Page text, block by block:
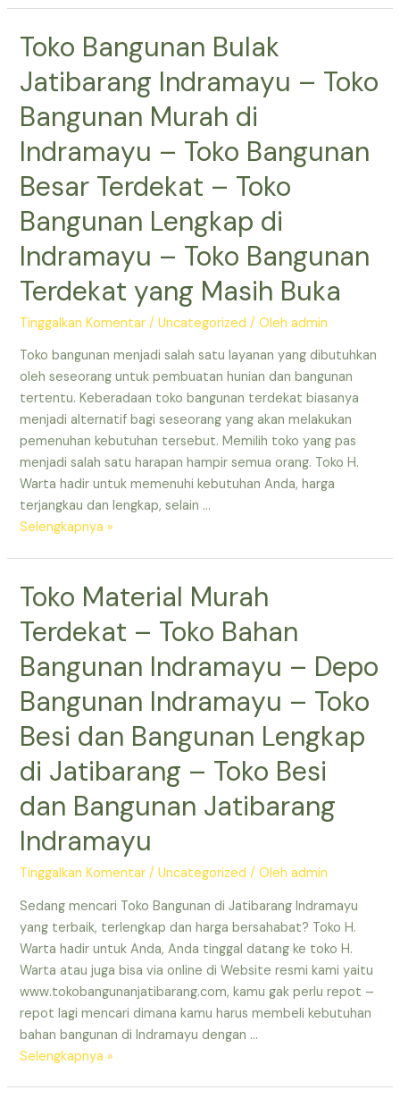
Jatibarang
Indramayu
–
Toko
Bangunan
Murah
Indramayu
–
Depo
Bangunan
Terdekat
–
Toko
di
Indramayu
–
Toko
Besi
dan
Bangunan
Lengkap
di
Jatibarang
Toko Bangunan Bulak
Jatibarang Indramayu – Toko
Bangunan Murah di
Indramayu – Toko Bangunan
Besar Terdekat – Toko
Bangunan Lengkap di
Indramayu – Toko Bangunan
Terdekat yang Masih Buka
Tinggalkan Komentar /Uncategorized / Olehadmin
Toko bangunan menjadi salah satu layanan yang dibutuhkan
oleh seseorang untuk pembuatan hunian dan bangunan
tertentu. Keberadaan toko bangunan terdekat biasanya
menjadi alternatif bagi seseorang yang akan melakukan
pemenuhan kebutuhan tersebut. Memilih toko yang pas
menjadi salah satu harapan hampir semua orang. Toko H.
Warta hadir untuk memenuhi kebutuhan Anda, harga
terjangkau dan lengkap, selain …
Toko
Jatibarang
Toko
Bangunan
Murah
Indramayu
–
Toko
Bangunan
Besar
Terdekat
–
Bangunan
Lengkap
di
Indramayu
–
Toko
Bangunan
Terdekat
yang
Selengkapnya »
Toko Material Murah
Terdekat – Toko Bahan
Bangunan Indramayu – Depo
Bangunan Indramayu – Toko
Besi dan Bangunan Lengkap
di Jatibarang – Toko Besi
dan Bangunan Jatibarang
Indramayu
Tinggalkan Komentar /Uncategorized / Olehadmin
Sedang mencari Toko Bangunan di Jatibarang Indramayu
yang terbaik, terlengkap dan harga bersahabat? Toko H.
Warta hadir untuk Anda, Anda tinggal datang ke toko H.
Warta atau juga bisa via online di Website resmi kami yaitu
www.tokobangunanjatibarang.com, kamu gak perlu repot –
repot lagi mencari dimana kamu harus membeli kebutuhan
bahan bangunan di Indramayu dengan …
Toko
Selengkapnya »